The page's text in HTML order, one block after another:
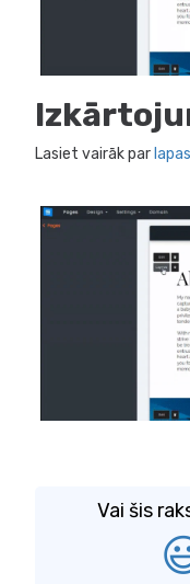
Lasiet vairāk par
Vai šis